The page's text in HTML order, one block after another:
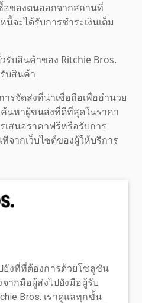
ของตนออกจากสถานที่
จะได้รับการชำระเงินเต็ม
รับสินค้าของ Ritchie Bros.
บสินค้า
ารจัดส่งที่น่าเชื่อถือเพื่ออำนวย
นหาผู้ขนส่งที่ดีที่สุดในราคา
เสนอราคาฟรีหรือรับการ
จากเว็บไซต์ของผู้ให้บริการ
งที่ที่ต้องการด้วยโซลูชัน
ากมือผู้ส่งไปยังมือผู้รับ
Bros. เราดูแลทุกขั้น